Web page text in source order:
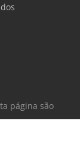
página são